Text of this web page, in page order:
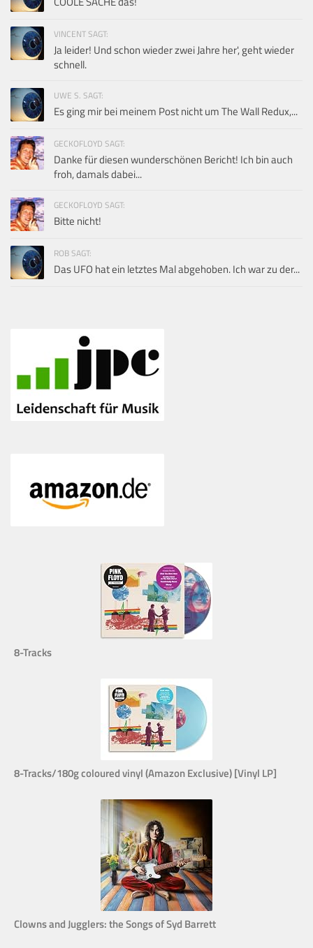
VINCENT SAGT:
Ja leider! Und schon wieder zwei Jahre her', geht wieder
schnell.
UWE S. SAGT:
Es ging mir bei meinem Post nicht um The Wall Redux,...
GECKOFLOYD SAGT:
Danke für diesen wunderschönen Bericht! Ich bin auch
froh, damals dabei...
GECKOFLOYD SAGT:
Bitte nicht!
ROB SAGT:
Das UFO hat ein letztes Mal abgehoben. Ich war zu der...
8-Tracks
8-Tracks/180g coloured vinyl (Amazon Exclusive) [Vinyl LP]
Clowns and Jugglers: the Songs of Syd Barrett